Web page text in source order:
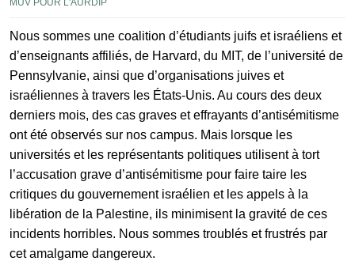
Nous sommes une coalition d’étudiants juifs et israéliens et
d’enseignants affiliés, de Harvard, du MIT, de l’université de
Pennsylvanie, ainsi que d’organisations juives et
israéliennes à travers les États-Unis. Au cours des deux
derniers mois, des cas graves et effrayants d’antisémitisme
ont été observés sur nos campus. Mais lorsque les
universités et les représentants politiques utilisent à tort
l’accusation grave d’antisémitisme pour faire taire les
critiques du gouvernement israélien et les appels à la
libération de la Palestine, ils minimisent la gravité de ces
incidents horribles. Nous sommes troublés et frustrés par
cet amalgame dangereux.